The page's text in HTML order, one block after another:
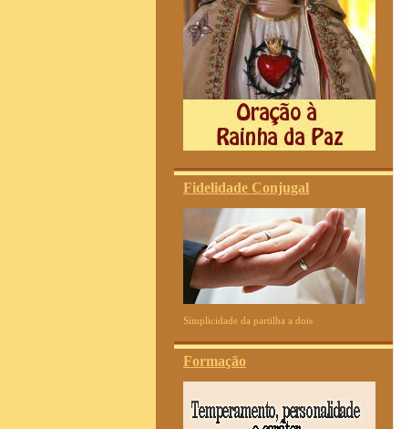
Fidelidade Conjugal
Simplicidade da partilha a dois
Formação